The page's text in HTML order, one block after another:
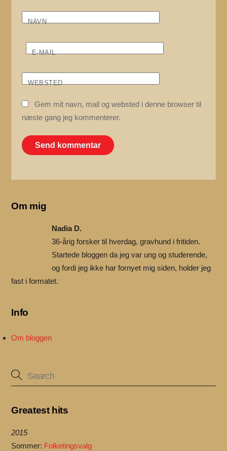
NAVN
E-MAIL
WEBSTED
Gem mit navn, mail og websted i denne browser til
næste gang jeg kommenterer.
Om mig
Nadia D.
36-årig forsker til hverdag, gravhund i fritiden.
Startede bloggen da jeg var ung og studerende,
og fordi jeg ikke har fornyet mig siden, holder jeg
fast i formatet.
Info
Om bloggen
Greatest hits
2015
Sommer: Folketingsvalg